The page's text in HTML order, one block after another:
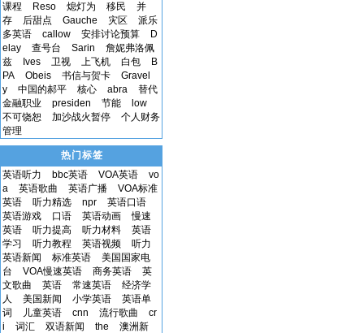
课程
Reso 熄灯为 移民
并
存
后甜点 Gauche 灾区
派乐
多英语
callow 安排讨论预算
D
elay
查号台 Sarin
詹妮弗洛佩
兹
Ives 卫视 上飞机 白包
B
PA
Obeis 书信与贺卡
Gravel
y
中国的郝平 核心 abra
替代
金融职业
presiden 节能
low
不可饶恕
加沙战火暂停
个人财务
管理
热门标签
英语听力
bbc英语 VOA英语
vo
a
英语歌曲 英语广播
VOA标准
英语
听力精选 npr
英语口语
英语游戏
口语 英语动画
慢速
英语
听力提高 听力材料
英语
学习
听力教程 英语视频
听力
英语新闻
标准英语
美国国家电
台
VOA慢速英语 商务英语
英
文歌曲
英语 常速英语
经济学
人
美国新闻 小学英语
英语单
词
儿童英语 cnn 流行歌曲
cr
i
词汇 双语新闻 the
澳洲新